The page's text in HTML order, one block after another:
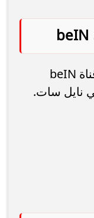
تذاع مباراة مصر ضد تنزانيا عبر قناة beIN